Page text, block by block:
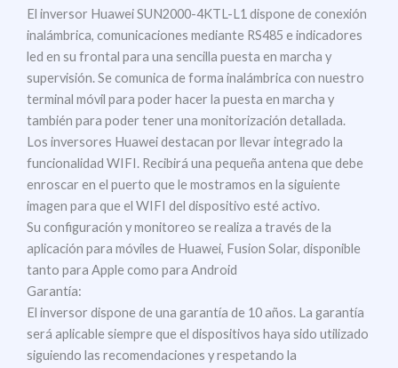
El inversor Huawei SUN2000-4KTL-L1 dispone de conexión
inalámbrica, comunicaciones mediante RS485 e indicadores
led en su frontal para una sencilla puesta en marcha y
supervisión. Se comunica de forma inalámbrica con nuestro
terminal móvil para poder hacer la puesta en marcha y
también para poder tener una monitorización detallada.
Los inversores Huawei destacan por llevar integrado la
funcionalidad WIFI. Recibirá una pequeña antena que debe
enroscar en el puerto que le mostramos en la siguiente
imagen para que el WIFI del dispositivo esté activo.
Su configuración y monitoreo se realiza a través de la
aplicación para móviles de Huawei, Fusion Solar, disponible
tanto para Apple como para Android
Garantía:
El inversor dispone de una garantía de 10 años. La garantía
será aplicable siempre que el dispositivos haya sido utilizado
siguiendo las recomendaciones y respetando la